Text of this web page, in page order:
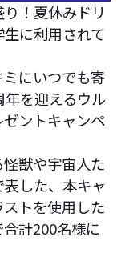
！夏休みドリ
に利用されて
にいつでも寄
を迎えるウル
ントキャンペ
獣や宇宙人た
した、本キャ
トを使用した
計200名様に